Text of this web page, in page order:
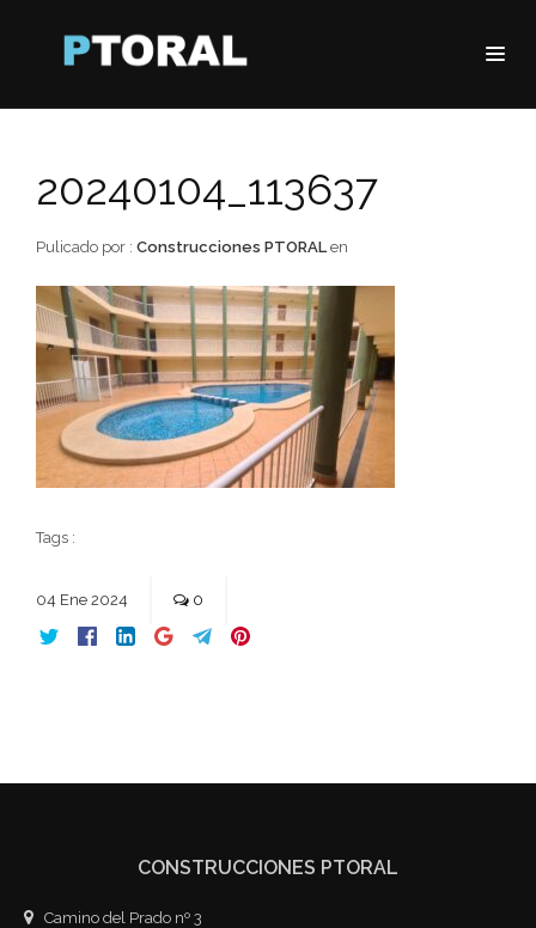
20240104_113637
Pulicado por : Construcciones PTORAL en
Tags :
04 Ene 2024 0
CONSTRUCCIONES PTORAL
Camino del Prado nº 3